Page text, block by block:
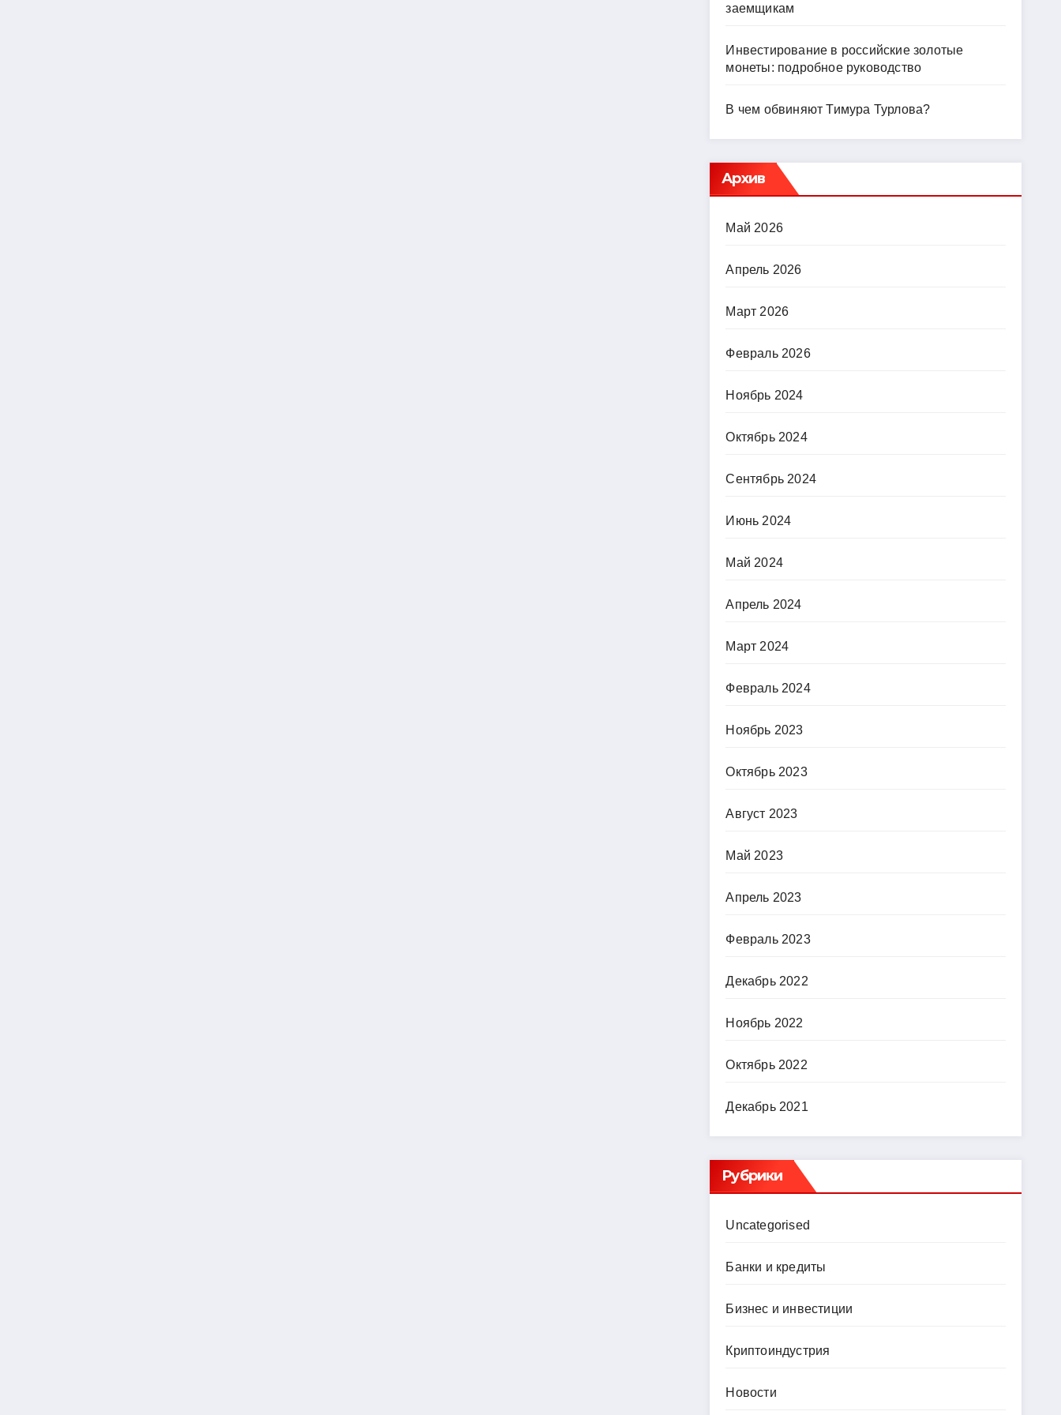
заемщикам
Инвестирование в российские золотые
монеты: подробное руководство
В чем обвиняют Тимура Турлова?
Архив
Май 2026
Апрель 2026
Март 2026
Февраль 2026
Ноябрь 2024
Октябрь 2024
Сентябрь 2024
Июнь 2024
Май 2024
Апрель 2024
Март 2024
Февраль 2024
Ноябрь 2023
Октябрь 2023
Август 2023
Май 2023
Апрель 2023
Февраль 2023
Декабрь 2022
Ноябрь 2022
Октябрь 2022
Декабрь 2021
Рубрики
Uncategorised
Банки и кредиты
Бизнес и инвестиции
Криптоиндустрия
Новости